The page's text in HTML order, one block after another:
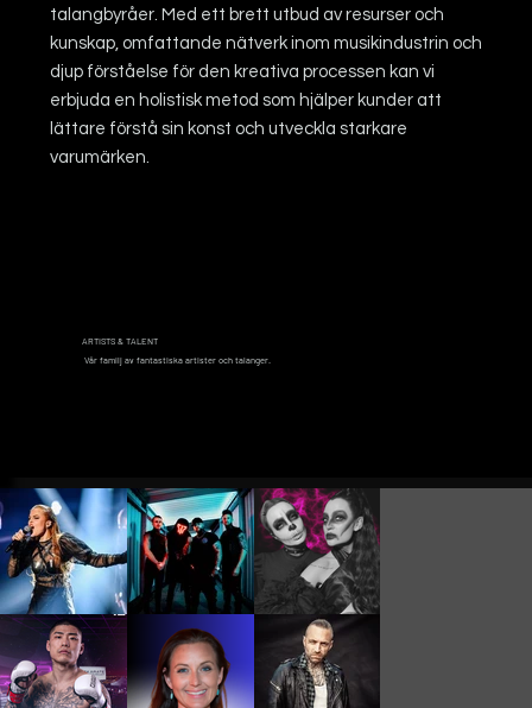
talangbyråer. Med ett brett utbud av resurser och
kunskap, omfattande nätverk inom musikindustrin och
djup förståelse för den kreativa processen kan vi
erbjuda en holistisk metod som hjälper kunder att
lättare förstå sin konst och utveckla starkare
varumärken.
ARTISTS & TALENT
Vår familj av fantastiska artister och talanger.